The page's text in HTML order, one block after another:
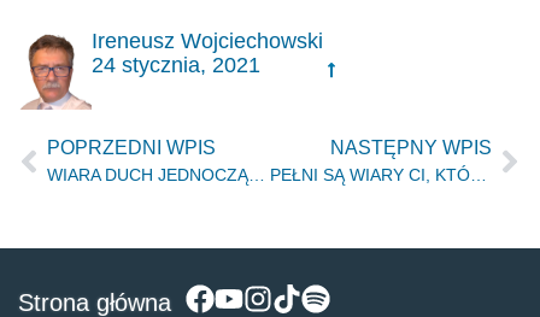
Ireneusz Wojciechowski
24 stycznia, 2021
POPRZEDNI WPIS
WIARA DUCH JEDNOCZĄCY Z DOSKONAŁOŚCIĄ BOŻĄ – Łódź, 01.08.2020r.
NASTĘPNY WPIS
PEŁNI SĄ WIARY CI, KTÓRZY CHRZEST BIORĄ ZA UMARŁYCH (Mk.10.38) – Łódź 07.11.2020r
Strona główna